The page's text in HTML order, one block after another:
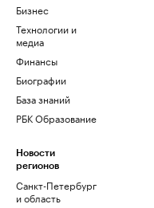
Бизнес
Технологии и
медиа
Финансы
Биографии
База знаний
РБК Образование
Новости
регионов
Санкт-Петербург
и область